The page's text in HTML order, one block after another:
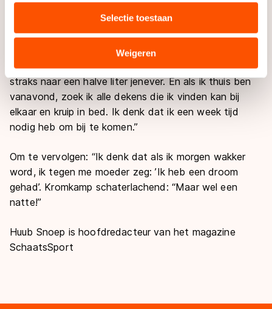
combineren met andere gegevens die u aan hen heeft
verstrekt of die zij hebben verzameld via hun services.
Sommige partners kunnen gegevens doorgeven aan
landen buiten de EU, zoals de VS, waar mogelijk geen
adequaat beschermingsniveau geldt volgens de GDPR.
Door op ‘Toestaan’ te klikken, stemt u in met deze
overdracht. Meer informatie vindt u in ons cookiebeleid
Selectie toestaan
Weigeren
wedstrijd met geen mogelijkheid tot bedaren te
brengen. Pal naast hem zat Jan Eise Kromkamp net
zo hard mee te rillen. Praten ging het tweetal moeilijk
af, want de stramme kaakspieren weigerden dienst.
Hulzebosch: “Ik verlang naar een warme douche en
straks naar een halve liter jenever. En als ik thuis ben
vanavond, zoek ik alle dekens die ik vinden kan bij
elkaar en kruip in bed. Ik denk dat ik een week tijd
nodig heb om bij te komen.”
Om te vervolgen: “Ik denk dat als ik morgen wakker
word, ik tegen me moeder zeg: ’Ik heb een droom
gehad’. Kromkamp schaterlachend: “Maar wel een
natte!”
Huub Snoep is hoofdredacteur van het magazine
SchaatsSport